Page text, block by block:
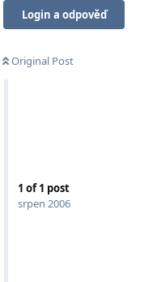
Login a odpověď
Original Post
1 of1 post
srpen 2006